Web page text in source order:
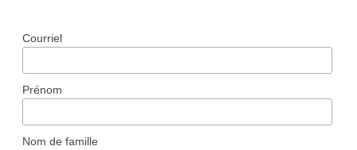
Courriel
Prénom
Nom de famille